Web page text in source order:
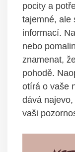
pocity a
tajemné, ale
informací.
nebo
znamenat,
pohodě.
otírá o vaše
dává
vaši